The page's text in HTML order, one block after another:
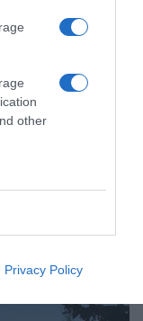
other
Privacy Policy
στο